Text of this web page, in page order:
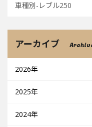
車種別-レブル250
アーカイブ
2026年
2025年
2024年